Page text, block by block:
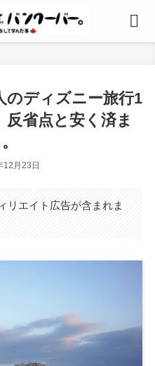
のディズニー旅行1
反省点と安く済ま
12月23日
リエイト広告が含まれま